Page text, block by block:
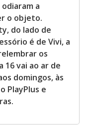
a
o objeto.
do lado de
é de Vivi, a
os
16 vai ao ar de
domingos, às
PlayPlus e